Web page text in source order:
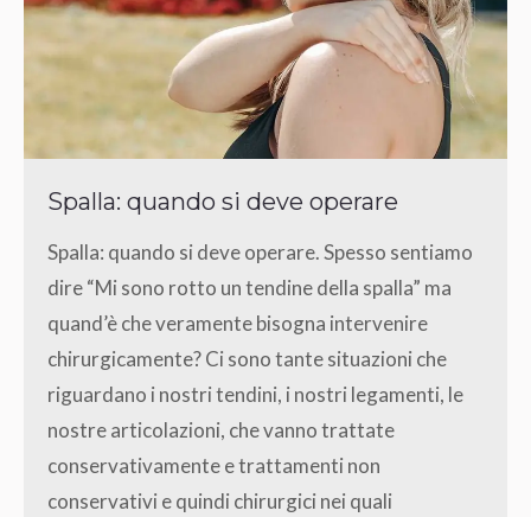
Spalla: quando si deve operare
Spalla: quando si deve operare. Spesso sentiamo
dire “Mi sono rotto un tendine della spalla” ma
quand’è che veramente bisogna intervenire
chirurgicamente? Ci sono tante situazioni che
riguardano i nostri tendini, i nostri legamenti, le
nostre articolazioni, che vanno trattate
conservativamente e trattamenti non
conservativi e quindi chirurgici nei quali